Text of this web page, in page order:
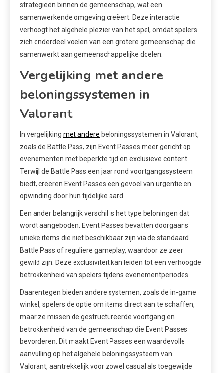
strategieën binnen de gemeenschap, wat een
samenwerkende omgeving creëert. Deze interactie
verhoogt het algehele plezier van het spel, omdat spelers
zich onderdeel voelen van een grotere gemeenschap die
samenwerkt aan gemeenschappelijke doelen.
Vergelijking met andere
beloningssystemen in
Valorant
In vergelijking met andere beloningssystemen in Valorant,
zoals de Battle Pass, zijn Event Passes meer gericht op
evenementen met beperkte tijd en exclusieve content.
Terwijl de Battle Pass een jaar rond voortgangssysteem
biedt, creëren Event Passes een gevoel van urgentie en
opwinding door hun tijdelijke aard.
Een ander belangrijk verschil is het type beloningen dat
wordt aangeboden. Event Passes bevatten doorgaans
unieke items die niet beschikbaar zijn via de standaard
Battle Pass of reguliere gameplay, waardoor ze zeer
gewild zijn. Deze exclusiviteit kan leiden tot een verhoogde
betrokkenheid van spelers tijdens evenementperiodes.
Daarentegen bieden andere systemen, zoals de in-game
winkel, spelers de optie om items direct aan te schaffen,
maar ze missen de gestructureerde voortgang en
betrokkenheid van de gemeenschap die Event Passes
bevorderen. Dit maakt Event Passes een waardevolle
aanvulling op het algehele beloningssysteem van
Valorant, aantrekkelijk voor zowel casual als toegewijde